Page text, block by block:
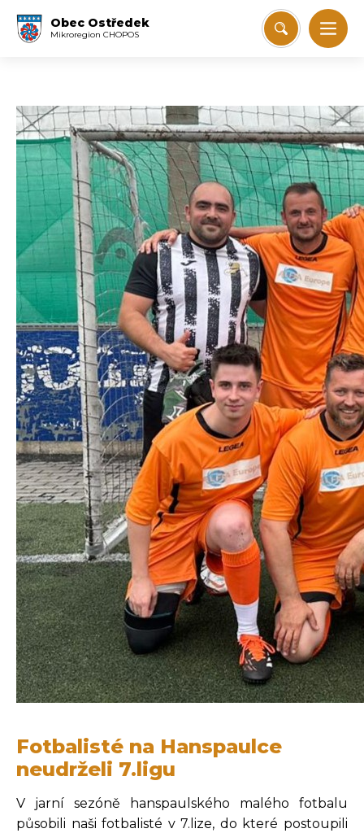
Obec Ostředek
Mikroregion CHOPOS
Fotbalisté na Hanspaulce
neudrželi 7.ligu
V jarní sezóně hanspaulského malého fotbalu
působili naši fotbalisté v 7.lize, do které postoupili